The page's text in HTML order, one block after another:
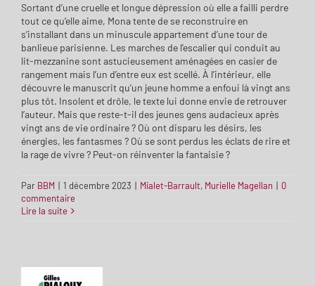
Sortant d’une cruelle et longue dépression où elle a failli perdre
tout ce qu’elle aime, Mona tente de se reconstruire en
s’installant dans un minuscule appartement d’une tour de
banlieue parisienne. Les marches de l’escalier qui conduit au
lit-mezzanine sont astucieusement aménagées en casier de
rangement mais l’un d’entre eux est scellé. À l’intérieur, elle
découvre le manuscrit qu’un jeune homme a enfoui là vingt ans
plus tôt. Insolent et drôle, le texte lui donne envie de retrouver
l’auteur. Mais que reste-t-il des jeunes gens audacieux après
vingt ans de vie ordinaire ? Où ont disparu les désirs, les
énergies, les fantasmes ? Où se sont perdus les éclats de rire et
la rage de vivre ? Peut-on réinventer la fantaisie ?
Par BBM | 1 décembre 2023 | Mialet-Barrault, Murielle Magellan | 0
commentaire
Lire la suite